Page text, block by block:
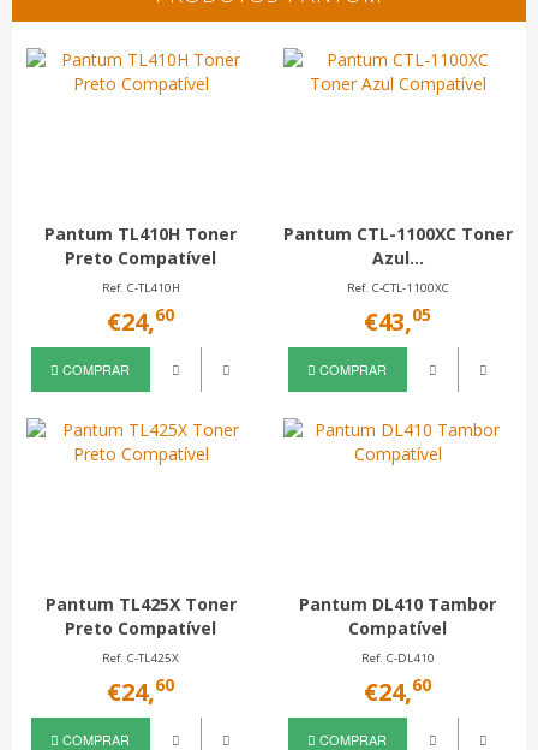
Pantum TL410H Toner
Preto Compatível
Ref. C-TL410H
€24,60
COMPRAR
Pantum CTL-1100XC Toner
Azul...
Ref. C-CTL-1100XC
€43,05
COMPRAR
Pantum TL425X Toner
Preto Compatível
Ref. C-TL425X
€24,60
COMPRAR
Pantum DL410 Tambor
Compatível
Ref. C-DL410
€24,60
COMPRAR